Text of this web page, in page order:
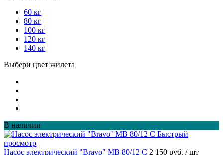
60 кг
80 кг
100 кг
120 кг
140 кг
Выбери цвет жилета
В наличии
Быстрый
просмотр
Насос электрический "Bravo" MB 80/12 С 2 150 руб. / шт